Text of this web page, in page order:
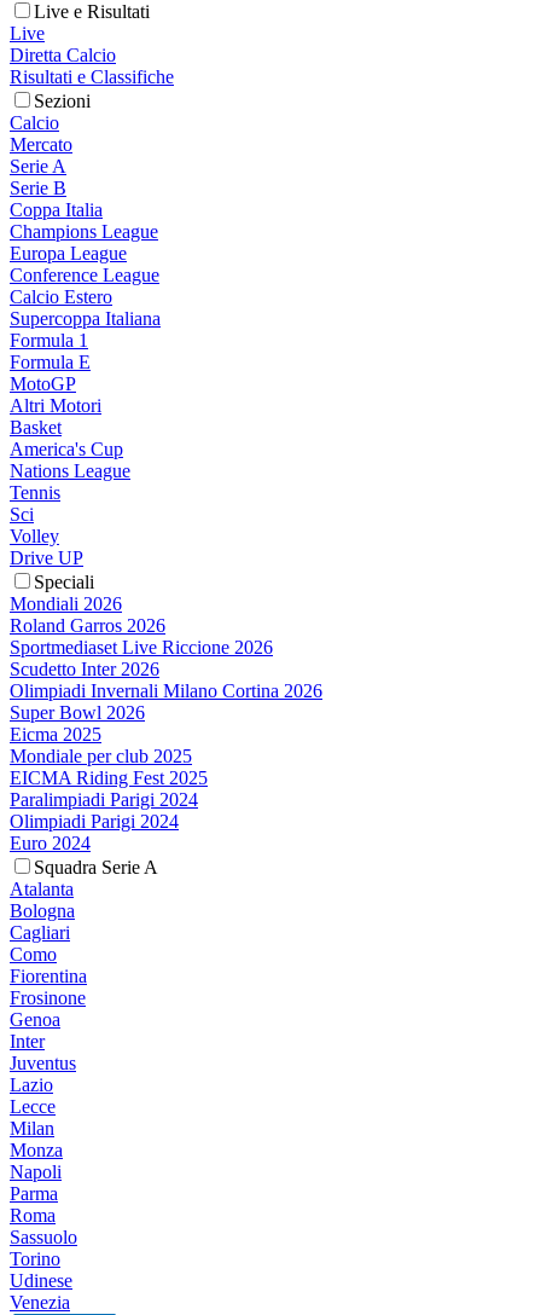
Live e Risultati
Live
Diretta Calcio
Risultati e Classifiche
Sezioni
Calcio
Mercato
Serie A
Serie B
Coppa Italia
Champions League
Europa League
Conference League
Calcio Estero
Supercoppa Italiana
Formula 1
Formula E
MotoGP
Altri Motori
Basket
America's Cup
Nations League
Tennis
Sci
Volley
Drive UP
Speciali
Mondiali 2026
Roland Garros 2026
Sportmediaset Live Riccione 2026
Scudetto Inter 2026
Olimpiadi Invernali Milano Cortina 2026
Super Bowl 2026
Eicma 2025
Mondiale per club 2025
EICMA Riding Fest 2025
Paralimpiadi Parigi 2024
Olimpiadi Parigi 2024
Euro 2024
Squadra Serie A
Atalanta
Bologna
Cagliari
Como
Fiorentina
Frosinone
Genoa
Inter
Juventus
Lazio
Lecce
Milan
Monza
Napoli
Parma
Roma
Sassuolo
Torino
Udinese
Venezia